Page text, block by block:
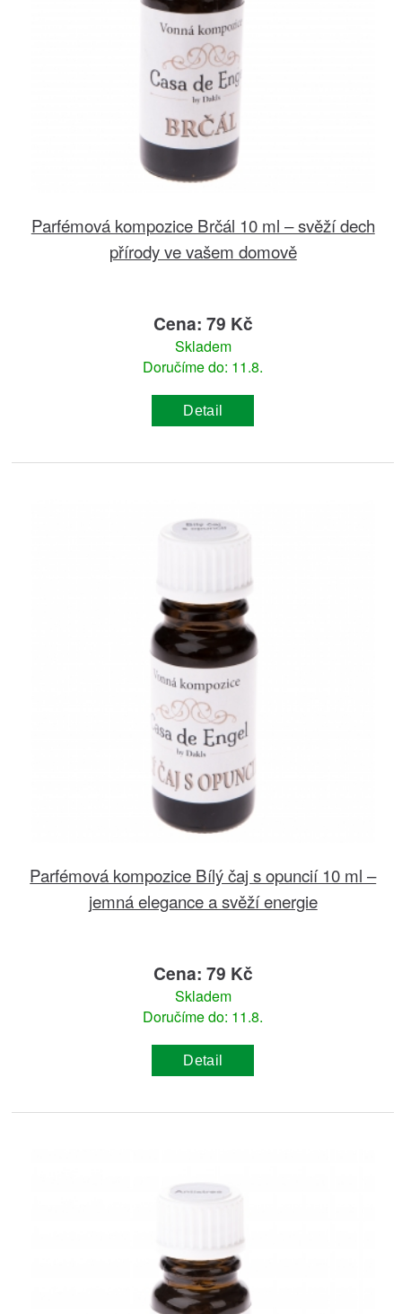
Parfémová kompozice Brčál 10 ml – svěží dech
přírody ve vašem domově
Cena: 79 Kč
Skladem
Doručíme do: 11.8.
Detail
Parfémová kompozice Bílý čaj s opuncií 10 ml –
jemná elegance a svěží energie
Cena: 79 Kč
Skladem
Doručíme do: 11.8.
Detail